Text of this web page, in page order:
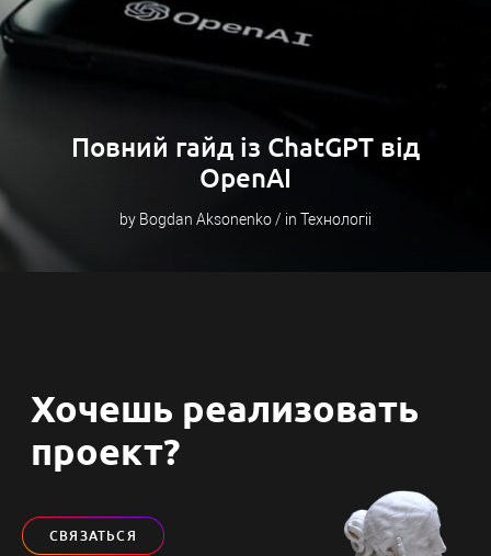
Повний гайд із ChatGPT від
OpenAI
by Bogdan Aksonenko / in Технологіі
Хочешь реализовать
проект?
СВЯЗАТЬСЯ